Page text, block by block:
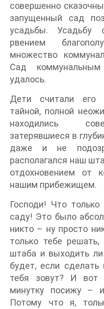
совершенно
запущенный сад
усадьбы. Усадьбу
рвением
множество
Сад
удалось.
Дети считали его
тайной, полной
находились
затерявшиеся в
даже и не
располагался наш
отдохновением от
нашим прибежищем.
Господи! Что
саду! Это было
никто – ну просто
только тебе
штаба и выходить
будет, если
тебя зовут? И вот
минутку посижу –
Потому что я,